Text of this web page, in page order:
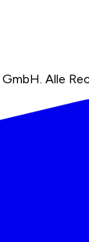
Alle